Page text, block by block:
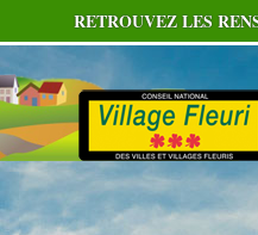
RETROUVEZ LES